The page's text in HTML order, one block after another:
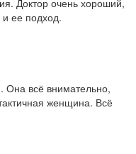
ее подход.
Она всё внимательно,
женщина. Всё